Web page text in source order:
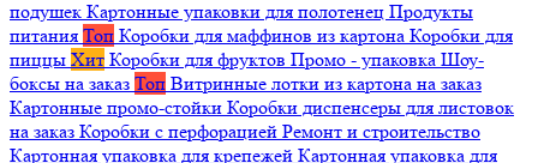
подушек Картонные упаковки для полотенец Продукты
питания Топ Коробки для маффинов из картона Коробки для
пиццы Хит Коробки для фруктов Промо - упаковка Шоу-
боксы на заказ Топ Витринные лотки из картона на заказ
Картонные промо-стойки Коробки диспенсеры для листовок
на заказ Коробки с перфорацией Ремонт и строительство
Картонная упаковка для крепежей Картонная упаковка для